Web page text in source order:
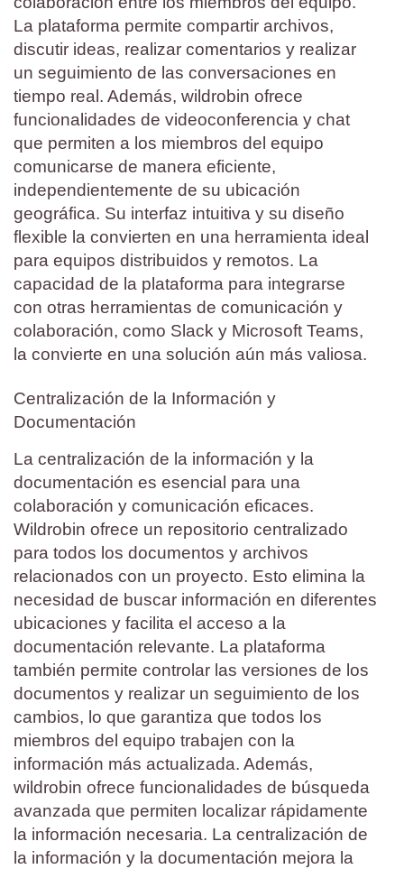
La plataforma permite compartir archivos,
discutir ideas, realizar comentarios y realizar
un seguimiento de las conversaciones en
tiempo real. Además, wildrobin ofrece
funcionalidades de videoconferencia y chat
que permiten a los miembros del equipo
comunicarse de manera eficiente,
independientemente de su ubicación
geográfica. Su interfaz intuitiva y su diseño
flexible la convierten en una herramienta ideal
para equipos distribuidos y remotos. La
capacidad de la plataforma para integrarse
con otras herramientas de comunicación y
colaboración, como Slack y Microsoft Teams,
la convierte en una solución aún más valiosa.
Centralización de la Información y
Documentación
La centralización de la información y la
documentación es esencial para una
colaboración y comunicación eficaces.
Wildrobin ofrece un repositorio centralizado
para todos los documentos y archivos
relacionados con un proyecto. Esto elimina la
necesidad de buscar información en diferentes
ubicaciones y facilita el acceso a la
documentación relevante. La plataforma
también permite controlar las versiones de los
documentos y realizar un seguimiento de los
cambios, lo que garantiza que todos los
miembros del equipo trabajen con la
información más actualizada. Además,
wildrobin ofrece funcionalidades de búsqueda
avanzada que permiten localizar rápidamente
la información necesaria. La centralización de
la información y la documentación mejora la